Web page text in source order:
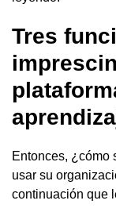
Tres
Entonces, ¿cómo
usar su
continuación que